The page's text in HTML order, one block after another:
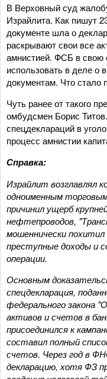
В Верховный суд
Израйлита. Как пишут
документе шла о
раскрывают свои все
амнистией. ФСБ в свою
использовать в деле о
документам. Что стало
Чуть ранее от такого
омбудсмен Борис
спецдеклараций в
процесс амнистии
Справка:
Израйлит возглавлял
одноименным
причинил ущерб
нефтепроводов,
мошеннически похитил
преступные доходы и
операции.
Основным
спецдекларация,
федерального закона
активов и счетов в
присоединился к
составил полный
счетов. Через год в
декларацию, хотя ФЗ